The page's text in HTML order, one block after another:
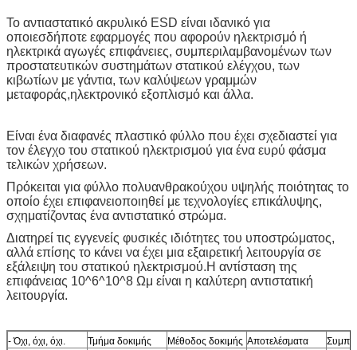
Το αντιαστατικό ακρυλικό ESD είναι ιδανικό για
οποιεσδήποτε εφαρμογές που αφορούν ηλεκτρισμό ή
ηλεκτρικά αγωγές επιφάνειες, συμπεριλαμβανομένων των
προστατευτικών συστημάτων στατικού ελέγχου, των
κιβωτίων με γάντια, των καλύψεων γραμμών
μεταφοράς,ηλεκτρονικό εξοπλισμό και άλλα.
Είναι ένα διαφανές πλαστικό φύλλο που έχει σχεδιαστεί για
τον έλεγχο του στατικού ηλεκτρισμού για ένα ευρύ φάσμα
τελικών χρήσεων.
Πρόκειται για φύλλο πολυανθρακούχου υψηλής ποιότητας το
οποίο έχει επιφανειοποιηθεί με τεχνολογίες επικάλυψης,
σχηματίζοντας ένα αντιστατικό στρώμα.
Διατηρεί τις εγγενείς φυσικές ιδιότητες του υποστρώματος,
αλλά επίσης το κάνει να έχει μια εξαιρετική λειτουργία σε
εξάλειψη του στατικού ηλεκτρισμού.Η αντίσταση της
επιφάνειας 10^6^10^8 Ωμ είναι η καλύτερη αντιστατική
λειτουργία.
- Όχι, όχι, όχι. Τμήμα δοκιμής Μέθοδος δοκιμής Αποτελέσματα